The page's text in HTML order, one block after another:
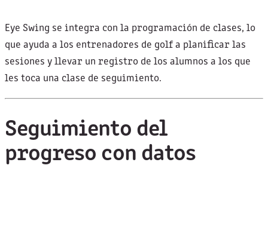
Eye Swing se integra con la programación de clases, lo
que ayuda a los entrenadores de golf a planificar las
sesiones y llevar un registro de los alumnos a los que
les toca una clase de seguimiento.
Seguimiento del
progreso con datos